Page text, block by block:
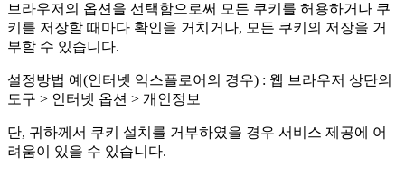
브라우저의 옵션을 선택함으로써 모든 쿠키를 허용하거나 쿠
키를 저장할 때마다 확인을 거치거나, 모든 쿠키의 저장을 거
부할 수 있습니다.
설정방법 예(인터넷 익스플로어의 경우) : 웹 브라우저 상단의
도구 > 인터넷 옵션 > 개인정보
단, 귀하께서 쿠키 설치를 거부하였을 경우 서비스 제공에 어
려움이 있을 수 있습니다.